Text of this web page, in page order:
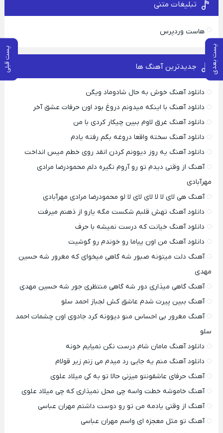
پست بعدی پست قبلی
تبلیغات متنی
هاست وردپرس
جدیدترین آهنگ ها
دانلود آهنگ خوش به حال شادوماد ویگن
دانلود آهنگ با اینکه میدونم دروغ بود اون حرفات عشق آخر
دانلود آهنگ غرق لاوم ببین چیکار کردی با من
دانلود آهنگ سخته واقعا دروغه بگم رفته یادم
دانلود آهنگ یه روز دیوونم کردن انقد روی خطم میس انداخت
آهنگ از وقتی دیدم تو رو آروم نگیره دلم محمودرضا مرادی
مهرآبادی
آهنگ هی لای لا لا لای لای لا لو محمودرضا مرادی مهرآبادی
دانلود آهنگ تهش قلبم شکست مگه یارو از ذهنم میرفت
دانلود آهنگ خیانت که درست نمیشه با حرف
دانلود آهنگ من اون پیاما رو خوندم رو گوشیت
آهنگ دلت میتونه صبور شه گاهی میخوای که مغرور شه حسین
مهدی
آهنگ گاهی میذاری دور شه گاهی منتظری جور شه حسین مهدی
آهنگ ببین پیرت شدم عاشق کش لجباز احمد سلو
آهنگ مغرور بی احساس منو دیوونه کرد جادوی اون چشمات احمد
سلو
دانلود آهنگ مامان شام درست نکن نمیایم خونه
دانلود آهنگ منم یه جایی رد میدم می زنم زیر قولام
آهنگ حرفای عاشقونتو میزنی حالا تو به کی میلاد علوی
آهنگ خاموشه خطت واسه چی محل نمیذاری که چی میلاد علوی
آهنگ از وقتی یادمه من تو رو دوست داشتم مهران عباسی
آهنگ تو مثل معجزه ای واسم مهران عباسی